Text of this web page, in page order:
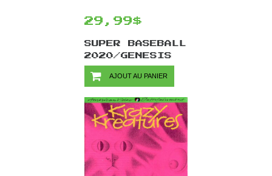
29,99$
SUPER BASEBALL
2020/GENESIS
AJOUT AU PANIER